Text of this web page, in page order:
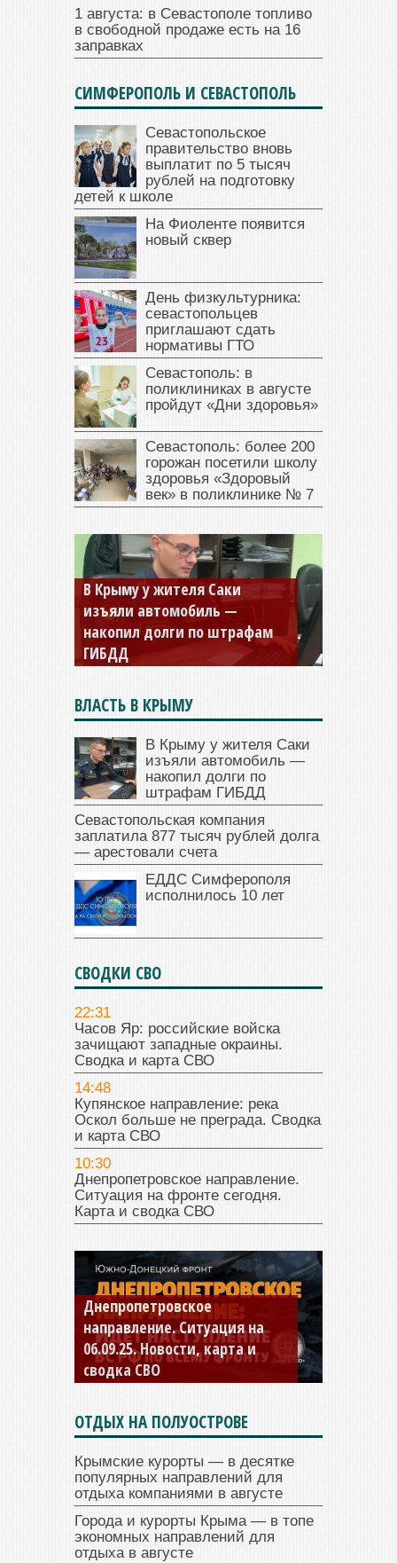
1 августа: в Севастополе топливо
в свободной продаже есть на 16
заправках
СИМФЕРОПОЛЬ И СЕВАСТОПОЛЬ
Севастопольское
правительство вновь
выплатит по 5 тысяч
рублей на подготовку
детей к школе
На Фиоленте появится
новый сквер
День физкультурника:
севастопольцев
приглашают сдать
нормативы ГТО
Севастополь: в
поликлиниках в августе
пройдут «Дни здоровья»
Севастополь: более 200
горожан посетили школу
здоровья «Здоровый
век» в поликлинике № 7
В Крыму у жителя Саки
изъяли автомобиль —
накопил долги по штрафам
ГИБДД
Севастопольская компания
заплатила 877 тысяч рублей
долга — арестовали счета
ВЛАСТЬ В КРЫМУ
В Крыму у жителя Саки
изъяли автомобиль —
накопил долги по
штрафам ГИБДД
Севастопольская компания
заплатила 877 тысяч рублей долга
— арестовали счета
ЕДДС Симферополя
исполнилось 10 лет
СВОДКИ СВО
22:31
Часов Яр: российские войска
зачищают западные окраины.
Сводка и карта СВО
14:48
Купянское направление: река
Оскол больше не преграда. Сводка
и карта СВО
10:30
Днепропетровское направление.
Ситуация на фронте сегодня.
Карта и сводка СВО
Днепропетровское
направление. Ситуация на
06.09.25. Новости, карта и
сводка СВО
Константиновское
направление. Ситуация на
04.09.25 Новости, карта и
сводка СВО
ОТДЫХ НА ПОЛУОСТРОВЕ
Крымские курорты — в десятке
популярных направлений для
отдыха компаниями в августе
Города и курорты Крыма — в топе
экономных направлений для
отдыха в августе